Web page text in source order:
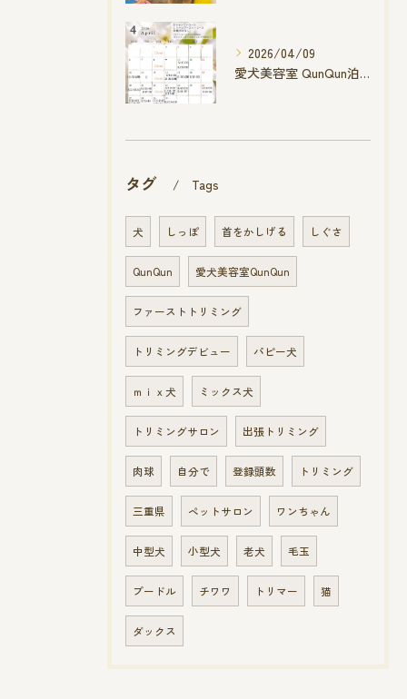
2026/04/09
愛犬美容室 QunQun泊店 4月空き状況です
タグ Tags
犬 しっぽ 首をかしげる しぐさ
QunQun 愛犬美容室QunQun
ファーストトリミング
トリミングデビュー パピー犬
ｍｉｘ犬 ミックス犬
トリミングサロン 出張トリミング
肉球 自分で 登録頭数 トリミング
三重県 ペットサロン ワンちゃん
中型犬 小型犬 老犬 毛玉
プードル チワワ トリマー 猫
ダックス